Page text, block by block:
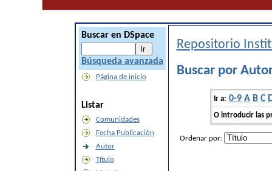
Buscar en DSpace
Búsqueda avanzada
Página de inicio
Listar
Comunidades
Fecha Publicación
Autor
Título
Repositorio
Buscar por
Ir a: 0-9 A B C
O introducir las
Ordenar por: